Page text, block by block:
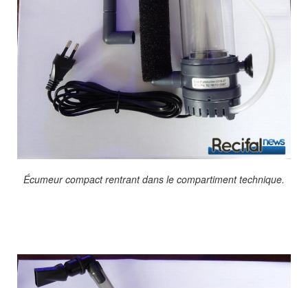
Écumeur compact rentrant dans le compartiment technique.